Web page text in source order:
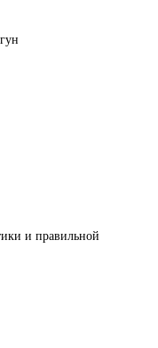
и правильной